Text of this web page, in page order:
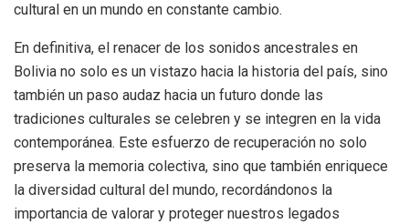
cultural en un mundo en constante cambio.
En definitiva, el renacer de los sonidos ancestrales en
Bolivia no solo es un vistazo hacia la historia del país, sino
también un paso audaz hacia un futuro donde las
tradiciones culturales se celebren y se integren en la vida
contemporánea. Este esfuerzo de recuperación no solo
preserva la memoria colectiva, sino que también enriquece
la diversidad cultural del mundo, recordándonos la
importancia de valorar y proteger nuestros legados